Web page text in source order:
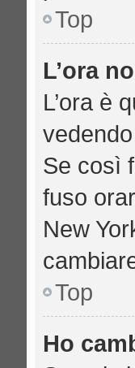
Top
L’ora
L’ora è
Se così
fuso
New
Top
Ho